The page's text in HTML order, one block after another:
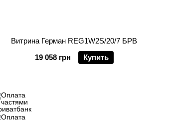
Витрина Герман REG1W2S/20/7 БРВ
19 058 грн
Купить